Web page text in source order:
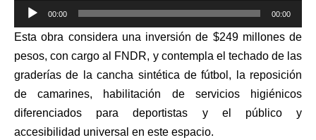
Reproductor
de
audio
00:00 00:00
Esta obra considera una inversión de $249 millones de
pesos, con cargo al FNDR, y contempla el techado de las
graderías de la cancha sintética de fútbol, la reposición
de camarines, habilitación de servicios higiénicos
diferenciados para deportistas y el público y
accesibilidad universal en este espacio.